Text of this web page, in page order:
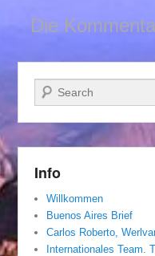
Die
Suchen
Info
Willkommen
Buenos Aires Brief
Carlos Roberto,
Internationales Team.